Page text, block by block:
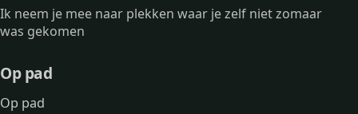
Ik neem je mee naar plekken waar je zelf niet zomaar
was gekomen
Op pad
Op pad